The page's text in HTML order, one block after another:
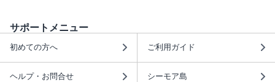
サポートメニュー
初めての方へ ご利用ガイド
ヘルプ・お問合せ シーモア島